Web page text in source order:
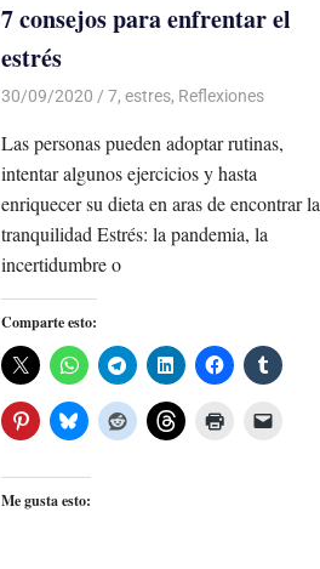
7 consejos para enfrentar el
estrés
30/09/2020 De todo un Poco
7, estres, Reflexiones
Las personas pueden adoptar rutinas,
intentar algunos ejercicios y hasta
enriquecer su dieta en aras de encontrar la
tranquilidad Estrés: la pandemia, la
incertidumbre o
Comparte esto:
Me gusta esto: